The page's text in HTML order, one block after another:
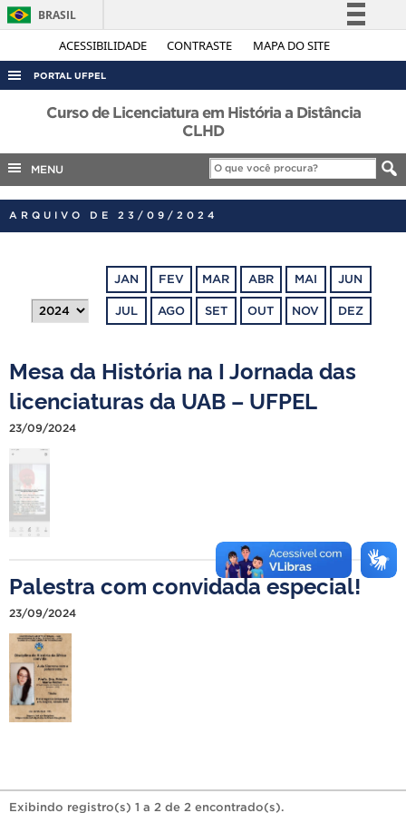
ACESSIBILIDADE CONTRASTE MAPA DO SITE
BRASIL
Simplifique!
Legislação
Canais
PORTAL UFPEL
ACESSO À INFORMAÇÃO
COBALTO
CONCURSOS
PORTARIAS
Curso de Licenciatura em História a Distância
CLHD
MENU
ARQUIVO DE 23/09/2024
JAN FEV MAR ABR MAI JUN
JUL AGO SET OUT NOV DEZ
Mesa da História na I Jornada das
licenciaturas da UAB – UFPEL
23/09/2024
Palestra com convidada especial!
23/09/2024
Exibindo registro(s) 1 a 2 de 2 encontrado(s).